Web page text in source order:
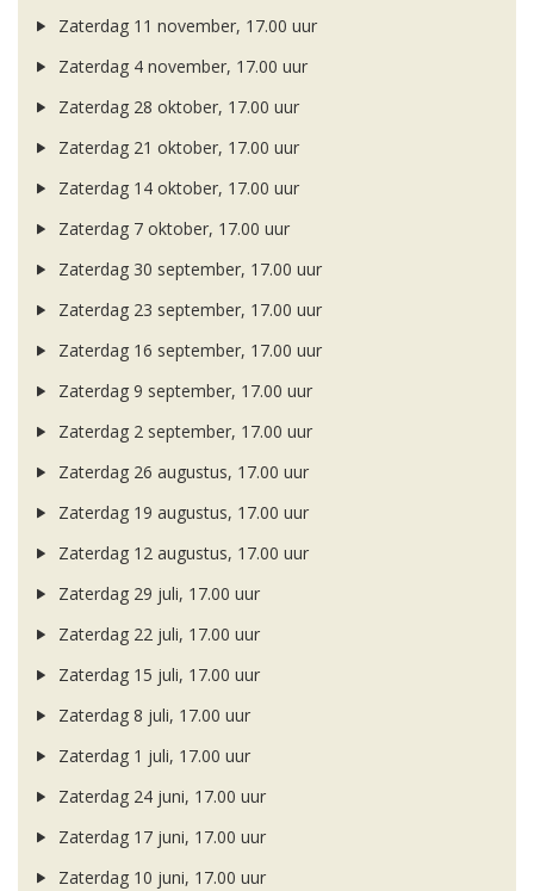
Zaterdag 11 november, 17.00 uur
Zaterdag 4 november, 17.00 uur
Zaterdag 28 oktober, 17.00 uur
Zaterdag 21 oktober, 17.00 uur
Zaterdag 14 oktober, 17.00 uur
Zaterdag 7 oktober, 17.00 uur
Zaterdag 30 september, 17.00 uur
Zaterdag 23 september, 17.00 uur
Zaterdag 16 september, 17.00 uur
Zaterdag 9 september, 17.00 uur
Zaterdag 2 september, 17.00 uur
Zaterdag 26 augustus, 17.00 uur
Zaterdag 19 augustus, 17.00 uur
Zaterdag 12 augustus, 17.00 uur
Zaterdag 29 juli, 17.00 uur
Zaterdag 22 juli, 17.00 uur
Zaterdag 15 juli, 17.00 uur
Zaterdag 8 juli, 17.00 uur
Zaterdag 1 juli, 17.00 uur
Zaterdag 24 juni, 17.00 uur
Zaterdag 17 juni, 17.00 uur
Zaterdag 10 juni, 17.00 uur